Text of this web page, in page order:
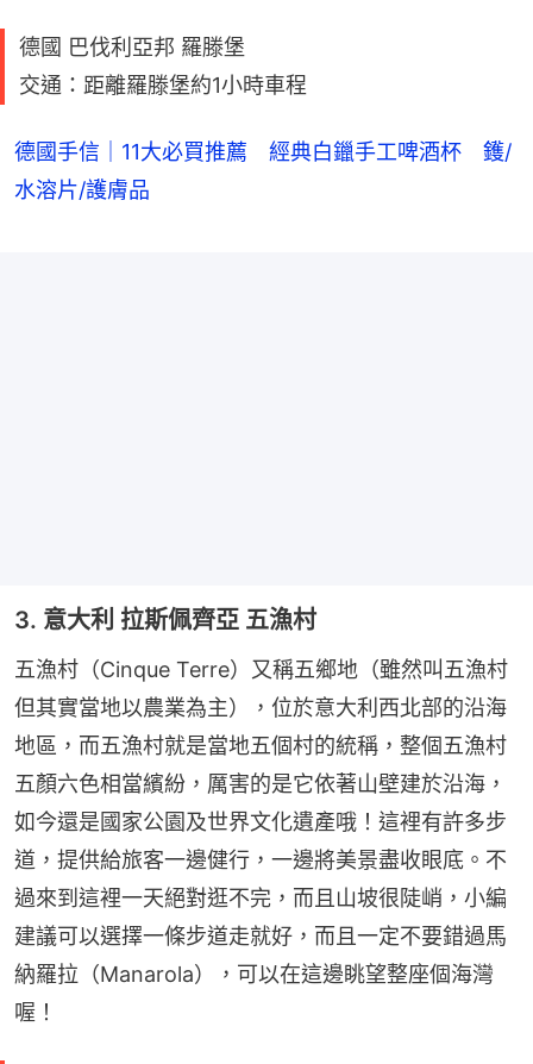
德國 巴伐利亞邦 羅滕堡
交通：距離羅滕堡約1小時車程
德國手信｜11大必買推薦 經典白鑞手工啤酒杯 鑊/
水溶片/護膚品
3. 意大利 拉斯佩齊亞 五漁村
五漁村（Cinque Terre）又稱五鄉地（雖然叫五漁村
但其實當地以農業為主），位於意大利西北部的沿海
地區，而五漁村就是當地五個村的統稱，整個五漁村
五顏六色相當繽紛，厲害的是它依著山壁建於沿海，
如今還是國家公園及世界文化遺產哦！這裡有許多步
道，提供給旅客一邊健行，一邊將美景盡收眼底。不
過來到這裡一天絕對逛不完，而且山坡很陡峭，小編
建議可以選擇一條步道走就好，而且一定不要錯過馬
納羅拉（​Manarola），可以在這邊眺望整座個海灣
喔！